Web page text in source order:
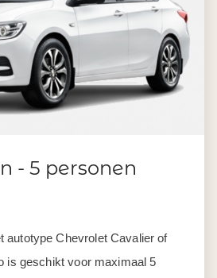
- 5 personen
autotype Chevrolet Cavalier of
is geschikt voor maximaal 5